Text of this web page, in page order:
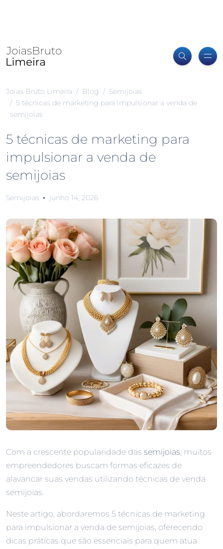
Joias Bruto Limeira Blog
Semijoias
5 técnicas de marketing para impulsionar a venda de
semijoias
5 técnicas de marketing para
impulsionar a venda de
semijoias
Semijoias junho 14, 2026
Com a crescente popularidade das semijoias, muitos
empreendedores buscam formas eficazes de
alavancar suas vendas utilizando técnicas de venda
semijoias.
Neste artigo, abordaremos 5 técnicas de marketing
para impulsionar a venda de semijoias, oferecendo
dicas práticas que são essenciais para quem atua